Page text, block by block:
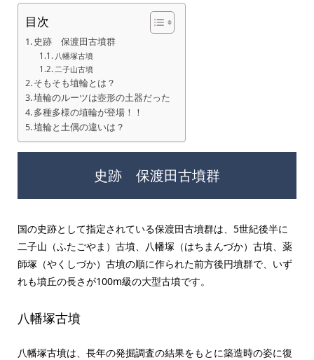
目次
史跡 保渡田古墳群
八幡塚古墳
二子山古墳
そもそも埴輪とは？
埴輪のルーツは壺形の土器だった
多種多様の埴輪が登場！！
埴輪と土偶の違いは？
史跡 保渡田古墳群
国の史跡として指定されている保渡田古墳群は、5世紀後半に
二子山（ふたごやま）古墳、八幡塚（はちまんづか）古墳、薬
師塚（やくしづか）古墳の順に作られた前方後円墳群で、いず
れも墳丘の長さが100m級の大型古墳です。
八幡塚古墳
八幡塚古墳は、長年の発掘調査の結果をもとに築造時の姿に復